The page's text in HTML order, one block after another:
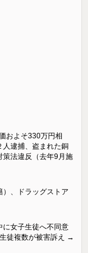
およそ330万円相
人逮捕、盗まれた銅
法違反（去年9月施
、ドラッグストア
に女子生徒へ不同意
徒複数が被害訴え →